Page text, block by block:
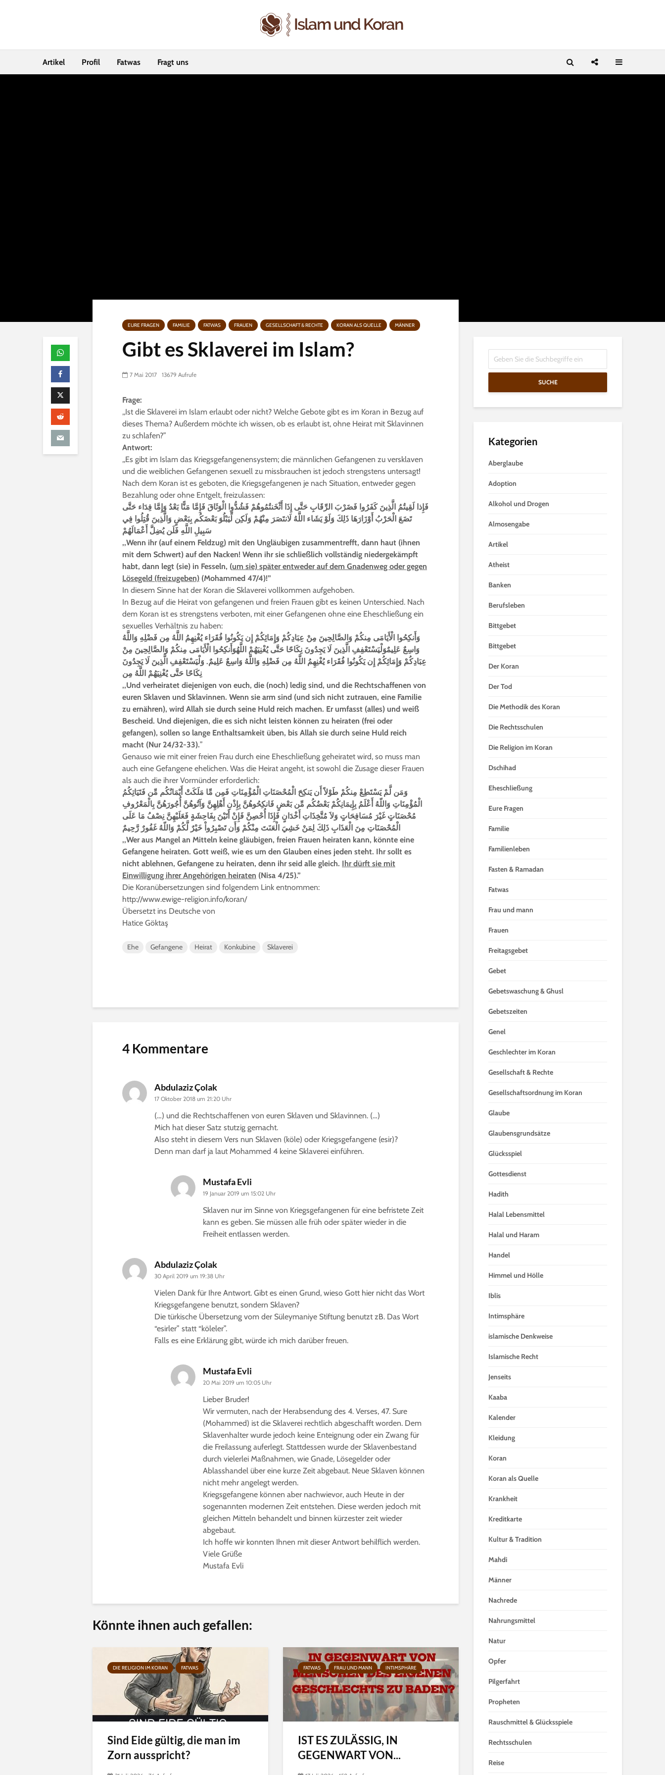
Artikel Profil Fatwas Fragt uns
EURE FRAGEN FAMILIE FATWAS FRAUEN GESELLSCHAFT & RECHTE KORAN ALS QUELLE MÄNNER
Gibt es Sklaverei im Islam?
7 Mai 2017 13679 Aufrufe
Frage:
,,Ist die Sklaverei im Islam erlaubt oder nicht? Welche Gebote gibt es im Koran in Bezug auf
dieses Thema? Außerdem möchte ich wissen, ob es erlaubt ist, ohne Heirat mit Sklavinnen
zu schlafen?”
Antwort:
,,Es gibt im Islam das Kriegsgefangenensystem; die männlichen Gefangenen zu versklaven
und die weiblichen Gefangenen sexuell zu missbrauchen ist jedoch strengstens untersagt!
Nach dem Koran ist es geboten, die Kriegsgefangenen je nach Situation, entweder gegen
Bezahlung oder ohne Entgelt, freizulassen:
فَإِذا لَقِيتُمُ الَّذِينَ كَفَرُوا فَضَرْبَ الرِّقَابِ حَتَّى إِذَا أَثْخَنتُمُوهُمْ فَشُدُّوا الْوَثَاقَ فَإِمَّا مَنًّا بَعْدُ وَإِمَّا فِدَاء حَتَّى
تَضَعَ الْحَرْبُ أَوْزَارَهَا ذَلِكَ وَلَوْ يَشَاء اللَّهُ لَانتَصَرَ مِنْهُمْ وَلَكِن لِّيَبْلُوَ بَعْضَكُم بِبَعْضٍ وَالَّذِينَ قُتِلُوا فِي
سَبِيلِ اللَّهِ فَلَن يُضِلَّ أَعْمَالَهُمْ
,,Wenn ihr (auf einem Feldzug) mit den Ungläubigen zusammentrefft, dann haut (ihnen
mit dem Schwert) auf den Nacken! Wenn ihr sie schließlich vollständig niedergekämpft
habt, dann legt (sie) in Fesseln, (um sie) später entweder auf dem Gnadenweg oder gegen
Lösegeld (freizugeben) (Mohammed 47/4)!”
In diesem Sinne hat der Koran die Sklaverei vollkommen aufgehoben.
In Bezug auf die Heirat von gefangenen und freien Frauen gibt es keinen Unterschied. Nach
dem Koran ist es strengstens verboten, mit einer Gefangenen ohne eine Eheschließung ein
sexuelles Verhältnis zu haben:
وَأَنكِحُوا الْأَيَامَى مِنكُمْ وَالصَّالِحِينَ مِنْ عِبَادِكُمْ وَإِمَائِكُمْ إِن يَكُونُوا فُقَرَاء يُغْنِهِمُ اللَّهُ مِن فَضْلِهِ وَاللَّهُ
وَاسِعٌ عَلِيمٌوَلْيَسْتَعْفِفِ الَّذِينَ لَا يَجِدُونَ نِكَاحًا حَتَّى يُغْنِيَهُمْ اللَّهُوَأَنكِحُوا الْأَيَامَى مِنكُمْ وَالصَّالِحِينَ مِنْ
عِبَادِكُمْ وَإِمَائِكُمْ إِن يَكُونُوا فُقَرَاء يُغْنِهِمُ اللَّهُ مِن فَضْلِهِ وَاللَّهُ وَاسِعٌ عَلِيمٌ. وَلْيَسْتَعْفِفِ الَّذِينَ لَا يَجِدُونَ
نِكَاحًا حَتَّى يُغْنِيَهُمْ اللَّهُ مِن
,,Und verheiratet diejenigen von euch, die (noch) ledig sind, und die Rechtschaffenen von
euren Sklaven und Sklavinnen. Wenn sie arm sind (und sich nicht zutrauen, eine Familie
zu ernähren), wird Allah sie durch seine Huld reich machen. Er umfasst (alles) und weiß
Bescheid. Und diejenigen, die es sich nicht leisten können zu heiraten (frei oder
gefangen), sollen so lange Enthaltsamkeit üben, bis Allah sie durch seine Huld reich
macht (Nur 24/32-33).”
Genauso wie mit einer freien Frau durch eine Eheschließung geheiratet wird, so muss man
auch eine Gefangene ehelichen. Was die Heirat angeht, ist sowohl die Zusage dieser Frauen
als auch die ihrer Vormünder erforderlich:
وَمَن لَّمْ يَسْتَطِعْ مِنكُمْ طَوْلاً أَن يَنكِحَ الْمُحْصَنَاتِ الْمُؤْمِنَاتِ فَمِن مِّا مَلَكَتْ أَيْمَانُكُم مِّن فَتَيَاتِكُمُ
الْمُؤْمِنَاتِ وَاللّهُ أَعْلَمُ بِإِيمَانِكُمْ بَعْضُكُم مِّن بَعْضٍ فَانكِحُوهُنَّ بِإِذْنِ أَهْلِهِنَّ وَآتُوهُنَّ أُجُورَهُنَّ بِالْمَعْرُوفِ
مُحْصَنَاتٍ غَيْرَ مُسَافِحَاتٍ وَلاَ مُتَّخِذَاتِ أَخْدَانٍ فَإِذَا أُحْصِنَّ فَإِنْ أَتَيْنَ بِفَاحِشَةٍ فَعَلَيْهِنَّ نِصْفُ مَا عَلَى
الْمُحْصَنَاتِ مِنَ الْعَذَابِ ذَلِكَ لِمَنْ خَشِيَ الْعَنَتَ مِنْكُمْ وَأَن تَصْبِرُواْ خَيْرٌ لَّكُمْ وَاللّهُ غَفُورٌ رَّحِيمٌ
,,Wer aus Mangel an Mitteln keine gläubigen, freien Frauen heiraten kann, könnte eine
Gefangene heiraten. Gott weiß, wie es um den Glauben eines jeden steht. Ihr sollt es
nicht ablehnen, Gefangene zu heiraten, denn ihr seid alle gleich. Ihr dürft sie mit
Einwilligung ihrer Angehörigen heiraten (Nisa 4/25).”
Die Koranübersetzungen sind folgendem Link entnommen:
http://www.ewige-religion.info/koran/
Übersetzt ins Deutsche von
Hatice Göktaş
Ehe Gefangene Heirat Konkubine Sklaverei
4 Kommentare
Abdulaziz Çolak
17 Oktober 2018 um 21:20 Uhr
(…) und die Rechtschaffenen von euren Sklaven und Sklavinnen. (…)
Mich hat dieser Satz stutzig gemacht.
Also steht in diesem Vers nun Sklaven (köle) oder Kriegsgefangene (esir)?
Denn man darf ja laut Mohammed 4 keine Sklaverei einführen.
Mustafa Evli
19 Januar 2019 um 15:02 Uhr
Sklaven nur im Sinne von Kriegsgefangenen für eine befristete Zeit
kann es geben. Sie müssen alle früh oder später wieder in die
Freiheit entlassen werden.
Abdulaziz Çolak
30 April 2019 um 19:38 Uhr
Vielen Dank für Ihre Antwort. Gibt es einen Grund, wieso Gott hier nicht das Wort
Kriegsgefangene benutzt, sondern Sklaven?
Die türkische Übersetzung vom der Süleymaniye Stiftung benutzt zB. Das Wort
“esirler” statt “köleler”.
Falls es eine Erklärung gibt, würde ich mich darüber freuen.
Mustafa Evli
20 Mai 2019 um 10:05 Uhr
Lieber Bruder!
Wir vermuten, nach der Herabsendung des 4. Verses, 47. Sure
(Mohammed) ist die Sklaverei rechtlich abgeschafft worden. Dem
Sklavenhalter wurde jedoch keine Enteignung oder ein Zwang für
die Freilassung auferlegt. Stattdessen wurde der Sklavenbestand
durch vielerlei Maßnahmen, wie Gnade, Lösegelder oder
Ablasshandel über eine kurze Zeit abgebaut. Neue Sklaven können
nicht mehr angelegt werden.
Kriegsgefangene können aber nachwievor, auch Heute in der
sogenannten modernen Zeit entstehen. Diese werden jedoch mit
gleichen Mitteln behandelt und binnen kürzester zeit wieder
abgebaut.
Ich hoffe wir konnten Ihnen mit dieser Antwort behilflich werden.
Viele Grüße
Mustafa Evli
Könnte ihnen auch gefallen:
DIE RELIGION IM KORAN FATWAS
Sind Eide gültig, die man im
Zorn ausspricht?
FATWAS FRAU UND MANN INTIMSPHÄRE
IST ES ZULÄSSIG, IN
GEGENWART VON...
SUCHE
Kategorien
Aberglaube
Adoption
Alkohol und Drogen
Almosengabe
Artikel
Atheist
Banken
Berufsleben
Bittgebet
Bittgebet
Der Koran
Der Tod
Die Methodik des Koran
Die Rechtsschulen
Die Religion im Koran
Dschihad
Eheschließung
Eure Fragen
Familie
Familienleben
Fasten & Ramadan
Fatwas
Frau und mann
Frauen
Freitagsgebet
Gebet
Gebetswaschung & Ghusl
Gebetszeiten
Genel
Geschlechter im Koran
Gesellschaft & Rechte
Gesellschaftsordnung im Koran
Glaube
Glaubensgrundsätze
Glücksspiel
Gottesdienst
Hadith
Halal Lebensmittel
Halal und Haram
Handel
Himmel und Hölle
Iblis
Intimsphäre
islamische Denkweise
Islamische Recht
Jenseits
Kaaba
Kalender
Kleidung
Koran
Koran als Quelle
Krankheit
Kreditkarte
Kultur & Tradition
Mahdi
Männer
Nachrede
Nahrungsmittel
Natur
Opfer
Pilgerfahrt
Propheten
Rauschmittel & Glücksspiele
Rechtsschulen
Reise